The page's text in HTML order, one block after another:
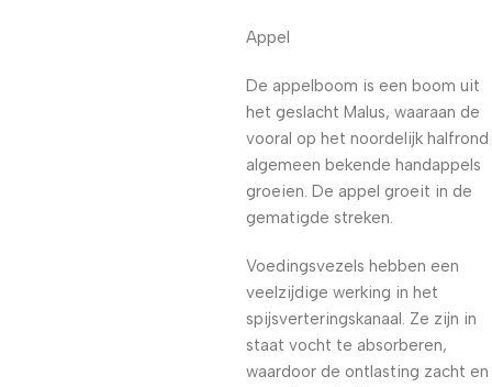
Appel
De appelboom is een boom uit
het geslacht Malus, waaraan de
vooral op het noordelijk halfrond
algemeen bekende handappels
groeien. De appel groeit in de
gematigde streken.
Voedingsvezels hebben een
veelzijdige werking in het
spijsverteringskanaal. Ze zijn in
staat vocht te absorberen,
waardoor de ontlasting zacht en